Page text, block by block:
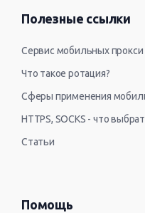
Полезные ссылки
Сервис мобильных прокси
Что такое ротация?
Сферы применения
HTTPS, SOCKS - что
Статьи
Помощь